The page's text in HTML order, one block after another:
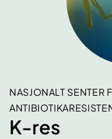
NASJONALT SENTER
K-res